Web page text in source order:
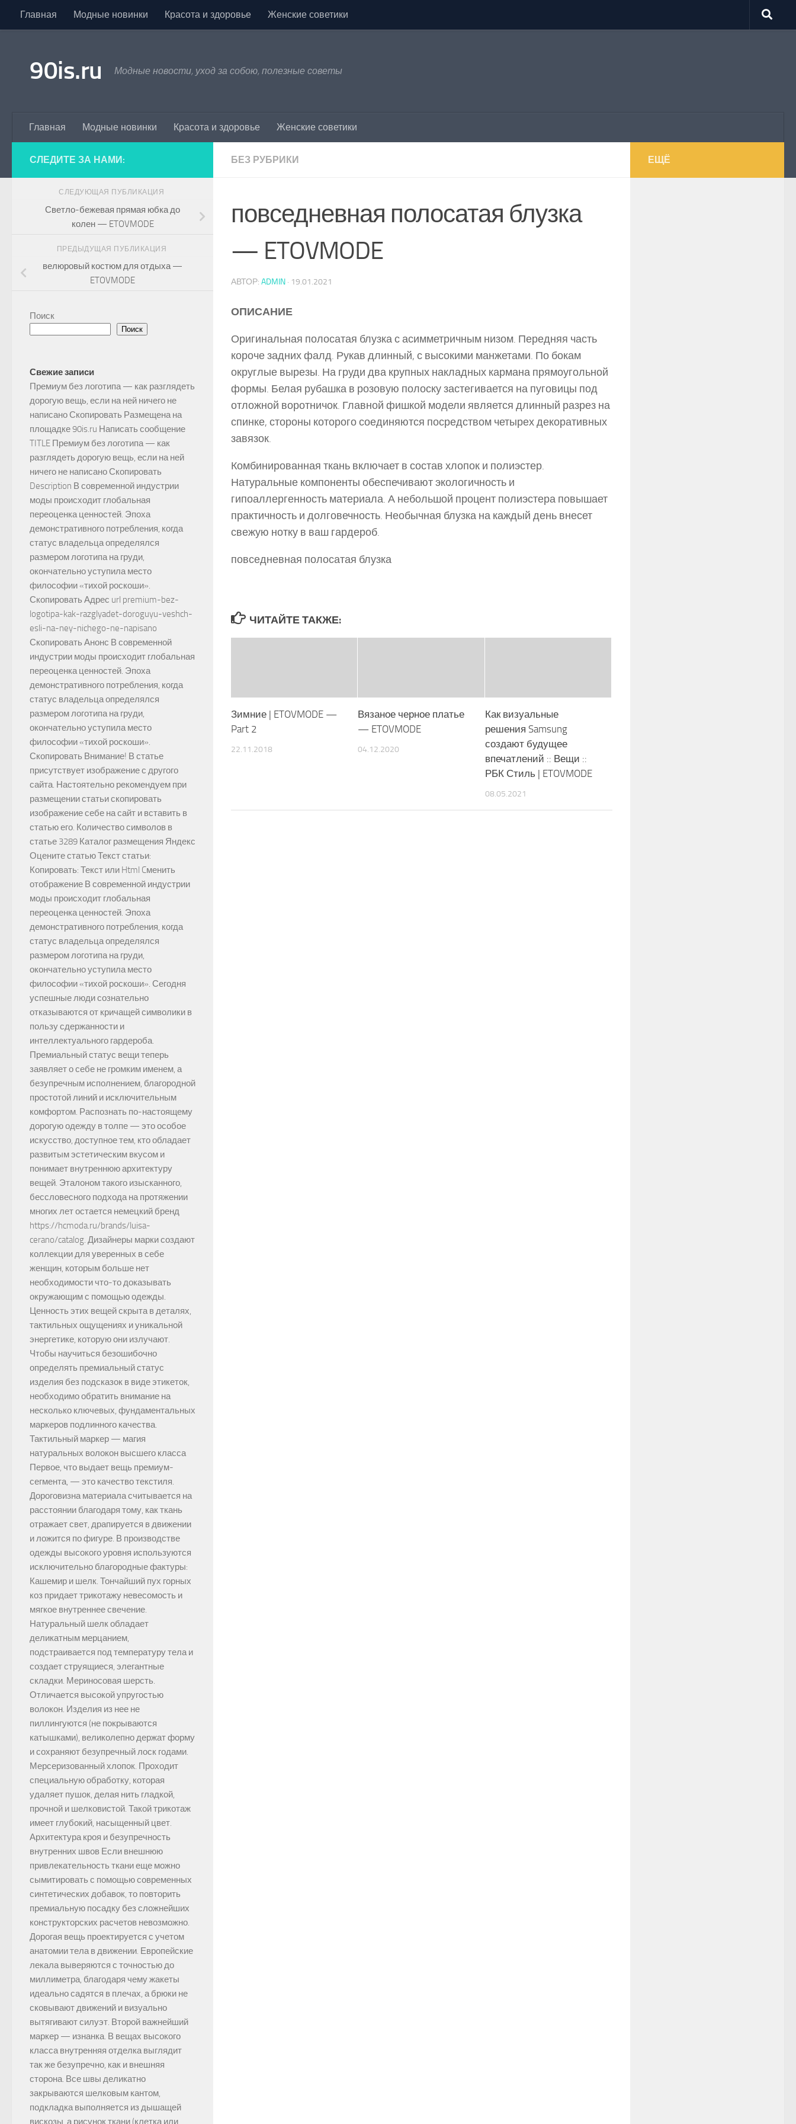
Skip to content
Главная Модные новинки Красота и здоровье Женские советики
90is.ru Модные новости, уход за собою, полезные советы
Главная Модные новинки Красота и здоровье Женские советики
БЕЗ РУБРИКИ
повседневная полосатая блузка
— ETOVMODE
АВТОР: ADMIN · 19.01.2021
ОПИСАНИЕ
Оригинальная полосатая блузка с асимметричным низом. Передняя часть
короче задних фалд. Рукав длинный, с высокими манжетами. По бокам
округлые вырезы. На груди два крупных накладных кармана прямоугольной
формы. Белая рубашка в розовую полоску застегивается на пуговицы под
отложной воротничок. Главной фишкой модели является длинный разрез на
спинке, стороны которого соединяются посредством четырех декоративных
завязок.
Комбинированная ткань включает в состав хлопок и полиэстер.
Натуральные компоненты обеспечивают экологичность и
гипоаллергенность материала. А небольшой процент полиэстера повышает
практичность и долговечность. Необычная блузка на каждый день внесет
свежую нотку в ваш гардероб.
повседневная полосатая блузка
ЧИТАЙТЕ ТАКЖЕ:
Зимние | ETOVMODE —
Part 2
22.11.2018
Вязаное черное платье
— ETOVMODE
04.12.2020
Как визуальные
решения Samsung
создают будущее
впечатлений :: Вещи ::
РБК Стиль | ETOVMODE
08.05.2021
СЛЕДИТЕ ЗА НАМИ:
СЛЕДУЮЩАЯ ПУБЛИКАЦИЯ
Светло-бежевая прямая юбка до
колен — ETOVMODE
ПРЕДЫДУЩАЯ ПУБЛИКАЦИЯ
велюровый костюм для отдыха —
ETOVMODE
Поиск
Поиск
Свежие записи
Премиум без логотипа — как разглядеть
дорогую вещь, если на ней ничего не
написано Скопировать Размещена на
площадке 90is.ru Написать сообщение
TITLE Премиум без логотипа — как
разглядеть дорогую вещь, если на ней
ничего не написано Скопировать
Description В современной индустрии
моды происходит глобальная
переоценка ценностей. Эпоха
демонстративного потребления, когда
статус владельца определялся
размером логотипа на груди,
окончательно уступила место
философии «тихой роскоши».
Скопировать Адрес url premium-bez-
logotipa-kak-razglyadet-doroguyu-veshch-
esli-na-ney-nichego-ne-napisano
Скопировать Анонс В современной
индустрии моды происходит глобальная
переоценка ценностей. Эпоха
демонстративного потребления, когда
статус владельца определялся
размером логотипа на груди,
окончательно уступила место
философии «тихой роскоши».
Скопировать Внимание! В статье
присутствует изображение с другого
сайта. Настоятельно рекомендуем при
размещении статьи скопировать
изображение себе на сайт и вставить в
статью его. Количество символов в
статье 3289 Каталог размещения Яндекс
Оцените статью Текст статьи:
Копировать: Текст или Html Cменить
отображение В современной индустрии
моды происходит глобальная
переоценка ценностей. Эпоха
демонстративного потребления, когда
статус владельца определялся
размером логотипа на груди,
окончательно уступила место
философии «тихой роскоши». Сегодня
успешные люди сознательно
отказываются от кричащей символики в
пользу сдержанности и
интеллектуального гардероба.
Премиальный статус вещи теперь
заявляет о себе не громким именем, а
безупречным исполнением, благородной
простотой линий и исключительным
комфортом. Распознать по-настоящему
дорогую одежду в толпе — это особое
искусство, доступное тем, кто обладает
развитым эстетическим вкусом и
понимает внутреннюю архитектуру
вещей. Эталоном такого изысканного,
бессловесного подхода на протяжении
многих лет остается немецкий бренд
https://hcmoda.ru/brands/luisa-
cerano/catalog. Дизайнеры марки создают
коллекции для уверенных в себе
женщин, которым больше нет
необходимости что-то доказывать
окружающим с помощью одежды.
Ценность этих вещей скрыта в деталях,
тактильных ощущениях и уникальной
энергетике, которую они излучают.
Чтобы научиться безошибочно
определять премиальный статус
изделия без подсказок в виде этикеток,
необходимо обратить внимание на
несколько ключевых, фундаментальных
маркеров подлинного качества.
Тактильный маркер — магия
натуральных волокон высшего класса
Первое, что выдает вещь премиум-
сегмента, — это качество текстиля.
Дороговизна материала считывается на
расстоянии благодаря тому, как ткань
отражает свет, драпируется в движении
и ложится по фигуре. В производстве
одежды высокого уровня используются
исключительно благородные фактуры:
Кашемир и шелк. Тончайший пух горных
коз придает трикотажу невесомость и
мягкое внутреннее свечение.
Натуральный шелк обладает
деликатным мерцанием,
подстраивается под температуру тела и
создает струящиеся, элегантные
складки. Мериносовая шерсть.
Отличается высокой упругостью
волокон. Изделия из нее не
пиллингуются (не покрываются
катышками), великолепно держат форму
и сохраняют безупречный лоск годами.
Мерсеризованный хлопок. Проходит
специальную обработку, которая
удаляет пушок, делая нить гладкой,
прочной и шелковистой. Такой трикотаж
имеет глубокий, насыщенный цвет.
Архитектура кроя и безупречность
внутренних швов Если внешнюю
привлекательность ткани еще можно
сымитировать с помощью современных
синтетических добавок, то повторить
премиальную посадку без сложнейших
конструкторских расчетов невозможно.
Дорогая вещь проектируется с учетом
анатомии тела в движении. Европейские
лекала выверяются с точностью до
миллиметра, благодаря чему жакеты
идеально садятся в плечах, а брюки не
сковывают движений и визуально
вытягивают силуэт. Второй важнейший
маркер — изнанка. В вещах высокого
класса внутренняя отделка выглядит
так же безупречно, как и внешняя
сторона. Все швы деликатно
закрываются шелковым кантом,
подкладка выполняется из дышащей
вискозы, а рисунок ткани (клетка или
ЕЩЁ